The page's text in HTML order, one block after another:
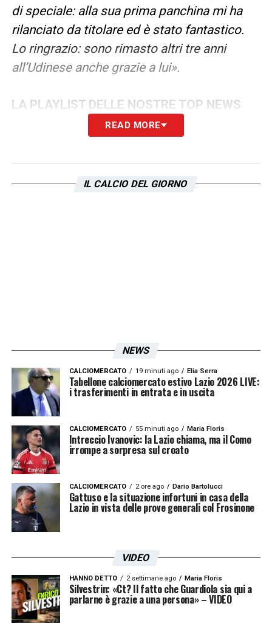
di speciale: alla sua prima panchina mi ha
rilanciato da titolare ed è stato fantastico.
Lo ringrazio: sono rimasto altri tre anni
all’Udinese anche grazie a lui».
LA PLAYLIST DELLE NOSTRE TOP NEWS
READ MORE
IL CALCIO DEL GIORNO
NEWS
CALCIOMERCATO 19 minuti ago Elia Serra
Tabellone calciomercato estivo Lazio 2026 LIVE:
i trasferimenti in entrata e in uscita
CALCIOMERCATO 55 minuti ago Maria Floris
Intreccio Ivanovic: la Lazio chiama, ma il Como
irrompe a sorpresa sul croato
CALCIOMERCATO 2 ore ago Dario Bartolucci
Gattuso e la situazione infortuni in casa della
Lazio in vista delle prove generali col Frosinone
VIDEO
HANNO DETTO 2 settimane ago Maria Floris
Silvestrin: «Ct? Il fatto che Guardiola sia qui a
parlarne è grazie a una persona» – VIDEO